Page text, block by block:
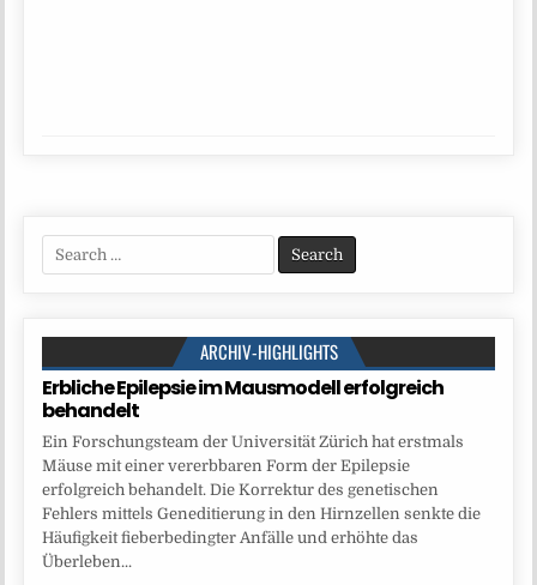
Search
for:
ARCHIV-HIGHLIGHTS
Erbliche Epilepsie im Mausmodell erfolgreich
behandelt
Ein Forschungsteam der Universität Zürich hat erstmals
Mäuse mit einer vererbbaren Form der Epilepsie
erfolgreich behandelt. Die Korrektur des genetischen
Fehlers mittels Geneditierung in den Hirnzellen senkte die
Häufigkeit fieberbedingter Anfälle und erhöhte das
Überleben...